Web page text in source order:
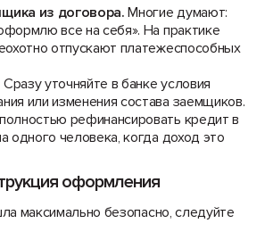
из договора. Многие думают:
все на себя». На практике
отпускают платежеспособных
Сразу уточняйте в банке условия
или изменения состава заемщиков.
рефинансировать кредит в
одного человека, когда доход это
оформления
максимально безопасно, следуйте